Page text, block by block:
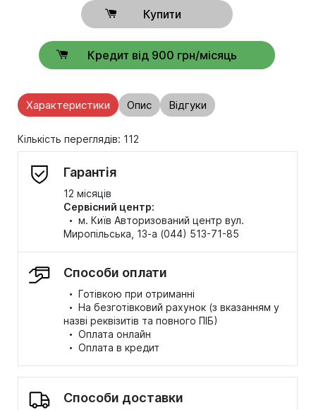
Купити
Кредит від 900 грн/місяць
Характеристики Опис Відгуки
Кількість переглядів: 112
Гарантія
12 місяців
Сервісний центр:
· м. Київ Авторизований центр вул.
Миропільська, 13-а (044) 513-71-85
Способи оплати
· Готівкою при отриманні
· На безготівковий рахунок (з вказанням у
назві реквізитів та повного ПІБ)
· Оплата онлайн
· Оплата в кредит
Способи доставки